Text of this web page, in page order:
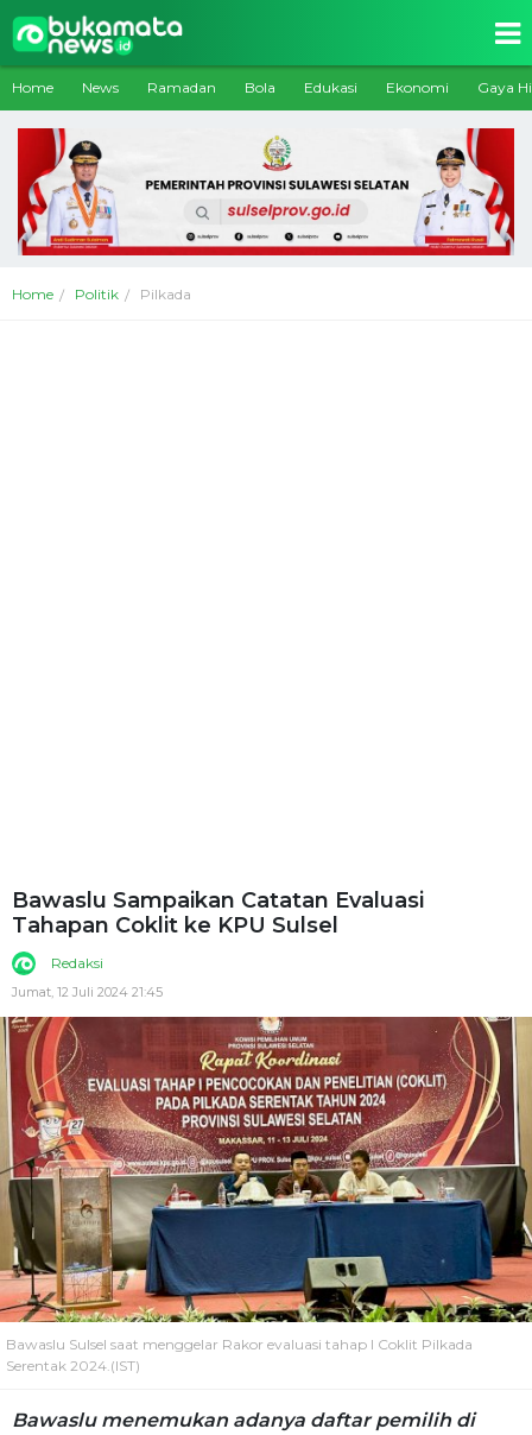
Home News Ramadan Bola Edukasi Ekonomi Gaya
Home Politik Pilkada
Bawaslu Sampaikan Catatan Evaluasi
Tahapan Coklit ke KPU Sulsel
Redaksi
Jumat, 12 Juli 2024 21:45
Bawaslu Sulsel saat menggelar Rakor evaluasi tahap I Coklit Pilkada
Serentak 2024.(IST)
Bawaslu menemukan adanya daftar pemilih di